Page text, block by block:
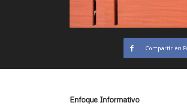
Compartir en
Enfoque Informativo